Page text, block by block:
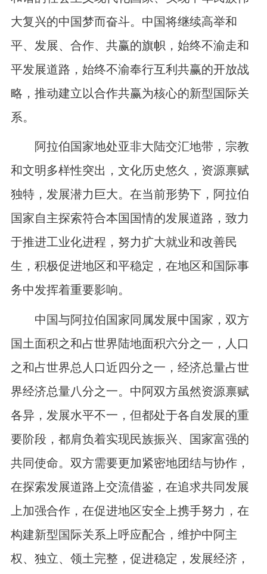
大复兴的中国梦而奋斗。中国将继续高举和
平、发展、合作、共赢的旗帜，始终不渝走和
平发展道路，始终不渝奉行互利共赢的开放战
略，推动建立以合作共赢为核心的新型国际关
系。
阿拉伯国家地处亚非大陆交汇地带，宗教
和文明多样性突出，文化历史悠久，资源禀赋
独特，发展潜力巨大。在当前形势下，阿拉伯
国家自主探索符合本国国情的发展道路，致力
于推进工业化进程，努力扩大就业和改善民
生，积极促进地区和平稳定，在地区和国际事
务中发挥着重要影响。
中国与阿拉伯国家同属发展中国家，双方
国土面积之和占世界陆地面积六分之一，人口
之和占世界总人口近四分之一，经济总量占世
界经济总量八分之一。中阿双方虽然资源禀赋
各异，发展水平不一，但都处于各自发展的重
要阶段，都肩负着实现民族振兴、国家富强的
共同使命。双方需要更加紧密地团结与协作，
在探索发展道路上交流借鉴，在追求共同发展
上加强合作，在促进地区安全上携手努力，在
构建新型国际关系上呼应配合，维护中阿主
权、独立、领土完整，促进稳定，发展经济，